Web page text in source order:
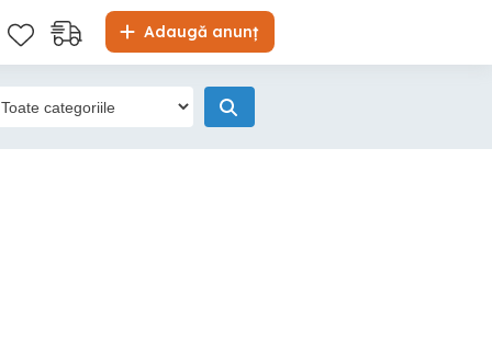
Adaugă anunț